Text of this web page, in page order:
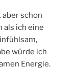
aber schon
als ich eine
würde ich
Energie.